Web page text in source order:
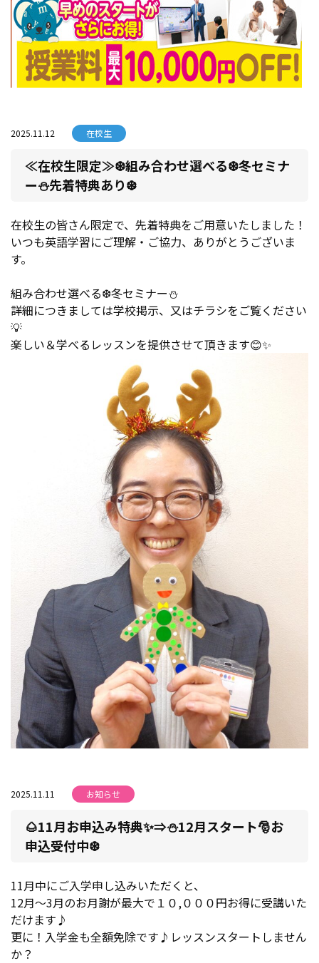
2025.11.12 在校生
≪在校生限定≫❆組み合わせ選べる❆冬セミナ
ー⛄先着特典あり❆
在校生の皆さん限定で、先着特典をご用意いたしました！
いつも英語学習にご理解・ご協力、ありがとうございま
す。
組み合わせ選べる❆冬セミナー⛄
詳細につきましては学校掲示、又はチラシをご覧ください
💡
楽しい＆学べるレッスンを提供させて頂きます😊✨
2025.11.11 お知らせ
🌰11月お申込み特典✨⇒⛄12月スタート🎅お
申込受付中❆
11月中にご入学申し込みいただくと、
12月～3月のお月謝が最大で１０,０００円お得に受講いた
だけます♪
更に！入学金も全額免除です♪レッスンスタートしません
か？